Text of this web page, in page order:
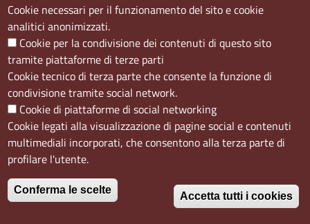
Social
Menù privacy
Cookie Note Legali Accesso riservato
Cookie necessari per il funzionamento del sito e cookie
analitici anonimizzati.
Cookie per la condivisione dei contenuti di questo sito
tramite piattaforme di terze parti
Cookie tecnico di terza parte che consente la funzione di
condivisione tramite social network.
Cookie di piattaforme di social networking
Cookie legati alla visualizzazione di pagine social e contenuti
multimediali incorporati, che consentono alla terza parte di
profilare l'utente.
Conferma le scelte
Accetta tutti i cookies